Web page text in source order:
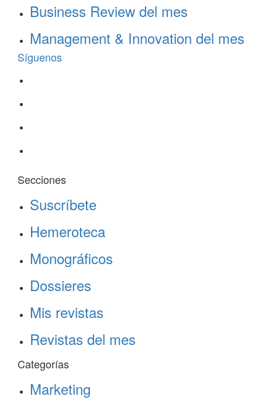
Business Review del mes
Management & Innovation del mes
Síguenos
Secciones
Suscríbete
Hemeroteca
Monográficos
Dossieres
Mis revistas
Revistas del mes
Categorías
Marketing